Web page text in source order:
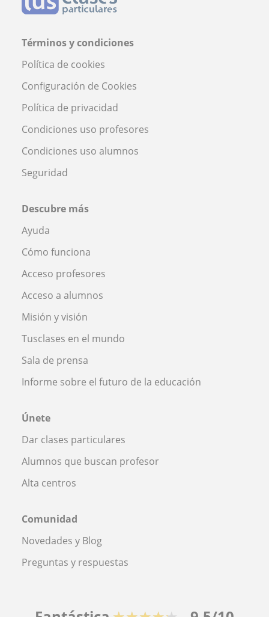
Términos y condiciones
Política de cookies
Configuración de Cookies
Política de privacidad
Condiciones uso profesores
Condiciones uso alumnos
Seguridad
Descubre más
Ayuda
Cómo funciona
Acceso profesores
Acceso a alumnos
Misión y visión
Tusclases en el mundo
Sala de prensa
Informe sobre el futuro de la educación
Únete
Dar clases particulares
Alumnos que buscan profesor
Alta centros
Comunidad
Novedades y Blog
Preguntas y respuestas